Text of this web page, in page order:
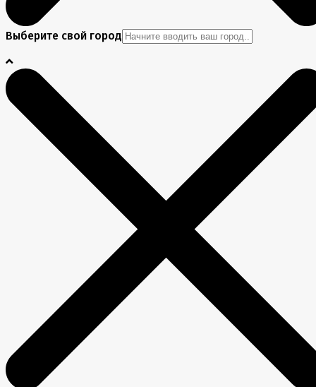
Выберите свой город